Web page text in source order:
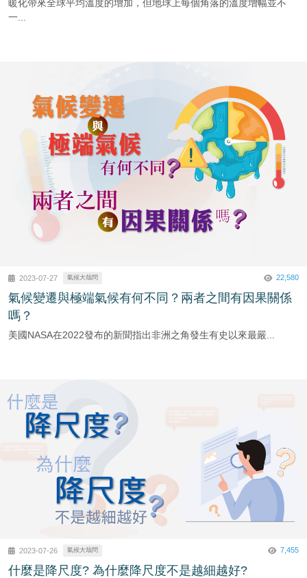
暖化帶來全球平均溫度的增加，但地球上每個角落的溫度增幅並不
一...
2023-07-27 氣候大哉問 22,580
氣候變遷與極端氣候有何不同？兩者之間有因果關係
嗎？
美國NASA在2022發布的新聞指出非洲之角發生有史以來最嚴...
2023-07-26 氣候大哉問 7,455
什麼是降尺度? 為什麼降尺度不是越細越好?